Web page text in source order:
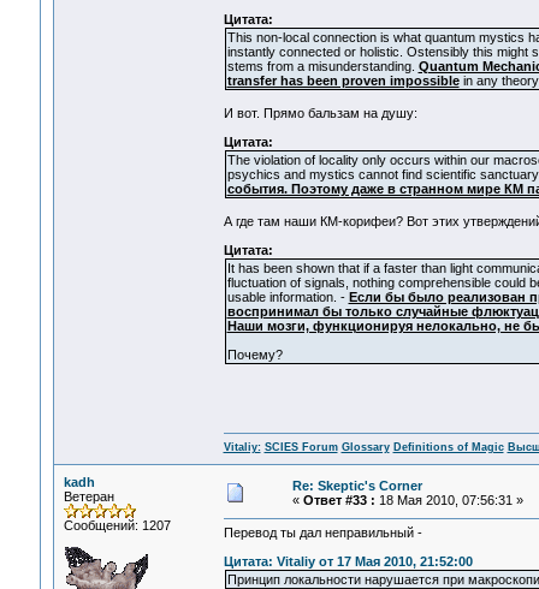
Цитата:
This non-local connection is what quantum mystics
instantly connected or holistic. Ostensibly this might
stems from a misunderstanding. Quantum
transfer has been proven impossiblein any theory
И вот. Прямо бальзам на душу:
Цитата:
The violation of locality only occurs within our
psychics and mystics cannot find scientific
события. Поэтому даже в странном мире КМ
А где там наши КМ-корифеи? Вот этих
Цитата:
It has been shown that if a faster than light
fluctuation of signals, nothing comprehensible could
usable information. - Если бы было реализован
воспринимал бы только случайные
Наши мозги, функционируя нелокально, не
Почему?
Vitaliy: SCIES Forum Glossary Definitions of Magic
kadh
Ветеран
Сообщений: 1207
Re: Skeptic's Corner
« Ответ #33 : 18 Мая 2010, 07:56:31 »
Перевод ты дал неправильный -
Цитата: Vitaliy от 17 Мая 2010, 21:52:00
Принцип локальности нарушается при